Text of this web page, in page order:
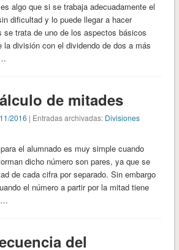
algo que si se trabaja adecuadamente el
dificultad y lo puede llegar a hacer
se trata de uno de los aspectos básicos
la división con el dividendo de dos a más
de mitades
2016 | Entradas archivadas: Divisiones
el alumnado es muy simple cuando
dicho número son pares, ya que se
de cada cifra por separado. Sin embargo
el número a partir por la mitad tiene
…
del